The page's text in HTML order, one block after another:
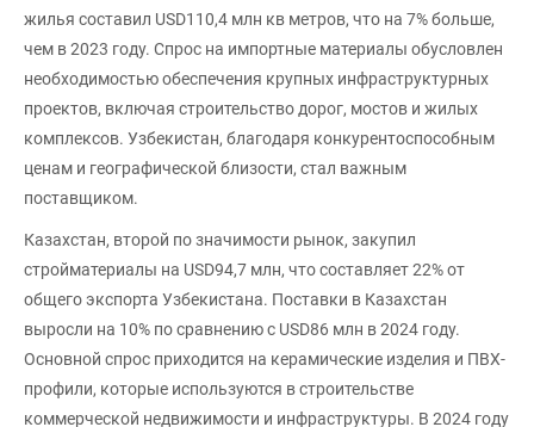
жилья составил USD110,4 млн кв метров, что на 7% больше,
чем в 2023 году. Спрос на импортные материалы обусловлен
необходимостью обеспечения крупных инфраструктурных
проектов, включая строительство дорог, мостов и жилых
комплексов. Узбекистан, благодаря конкурентоспособным
ценам и географической близости, стал важным
поставщиком.
Казахстан, второй по значимости рынок, закупил
стройматериалы на USD94,7 млн, что составляет 22% от
общего экспорта Узбекистана. Поставки в Казахстан
выросли на 10% по сравнению с USD86 млн в 2024 году.
Основной спрос приходится на керамические изделия и ПВХ-
профили, которые используются в строительстве
коммерческой недвижимости и инфраструктуры. В 2024 году